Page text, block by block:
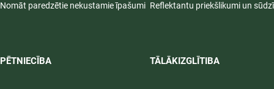
Nomāt paredzētie nekustamie īpašumi
PĒTNIECĪBA
Reflektantu priekšlikumi un
TĀLĀKIZGLĪTIBA